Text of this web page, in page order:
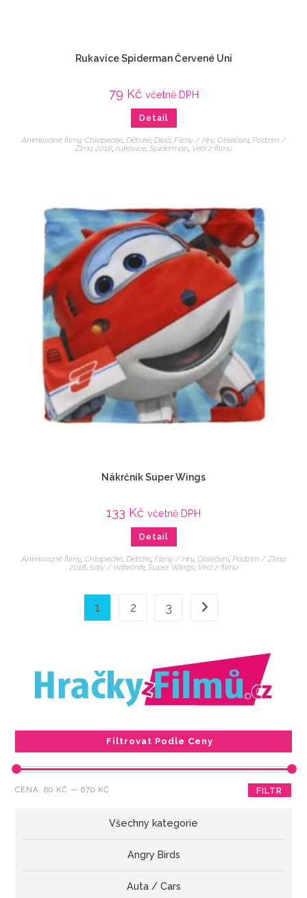
Rukavice Spiderman Červené Uni
79 Kč včetně DPH
Detail
Animované filmy, Chlapecké, Dětské, Dívčí, Filmy / Hry, Oblečení, Podzim /
Zima 2018, rukavice, Spiderman, Veci z filmu
Nákrčník Super Wings
133 Kč včetně DPH
Detail
Animované filmy, Chlapecké, Dětské, Filmy / Hry, Oblečení, Podzim / Zima
2018, šály / nákrčník, Super Wings, Veci z filmu
1 2 3
Filtrovat Podle Ceny
Minimální
Maximální
FILTR
CENA:60 KČ —670 KČ
Všechny kategorie
Angry Birds
Auta / Cars